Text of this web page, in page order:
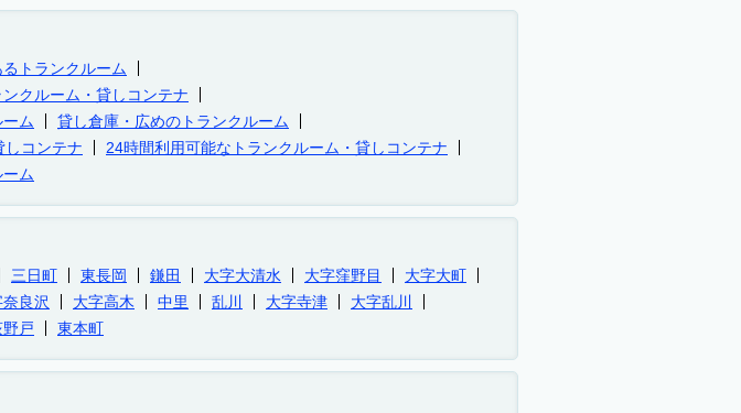
トランクルーム
クルーム・貸しコンテナ
ム
貸し倉庫・広めのトランクルーム
しコンテナ
24時間利用可能なトランクルーム・貸しコンテナ
ム
三日町 東長岡 鎌田 大字大清水 大字窪野目
大字大町
良沢 大字高木 中里 乱川 大字寺津
大字乱川
戸 東本町